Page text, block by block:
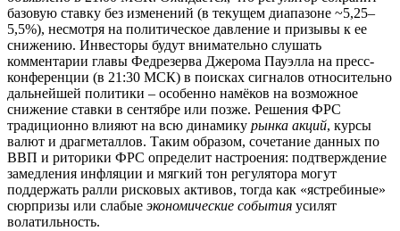
базовую ставку без изменений (в текущем диапазоне ~5,25–
5,5%), несмотря на политическое давление и призывы к ее
снижению. Инвесторы будут внимательно слушать
комментарии главы Федрезерва Джерома Пауэлла на пресс-
конференции (в 21:30 МСК) в поисках сигналов относительно
дальнейшей политики – особенно намёков на возможное
снижение ставки в сентябре или позже. Решения ФРС
традиционно влияют на всю динамику рынка акций, курсы
валют и драгметаллов. Таким образом, сочетание данных по
ВВП и риторики ФРС определит настроения: подтверждение
замедления инфляции и мягкий тон регулятора могут
поддержать ралли рисковых активов, тогда как «ястребиные»
сюрпризы или слабые экономические события усилят
волатильность.